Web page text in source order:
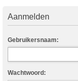
Aanmelden
Gebruikersnaam:
Wachtwoord: